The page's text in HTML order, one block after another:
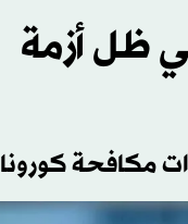
ظل أزمة
مكافحة كورونا